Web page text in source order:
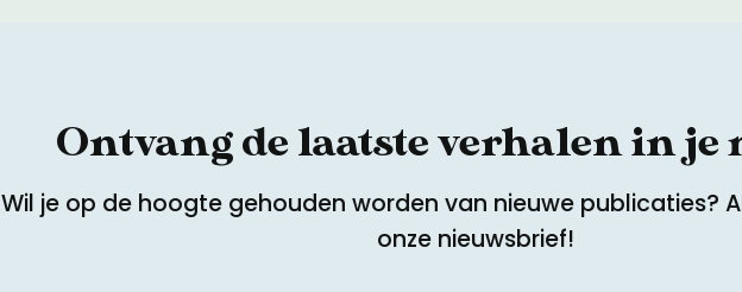
Ontvang de laatste verhalen in je
Wil je op de hoogte gehouden worden van nieuwe publicaties?
onze nieuwsbrief!